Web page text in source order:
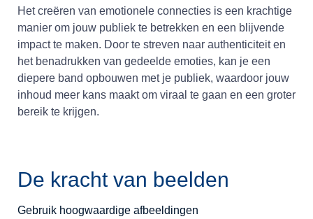
Het creëren van emotionele connecties is een krachtige
manier om jouw publiek te betrekken en een blijvende
impact te maken. Door te streven naar authenticiteit en
het benadrukken van gedeelde emoties, kan je een
diepere band opbouwen met je publiek, waardoor jouw
inhoud meer kans maakt om viraal te gaan en een groter
bereik te krijgen.
De kracht van beelden
Gebruik hoogwaardige afbeeldingen